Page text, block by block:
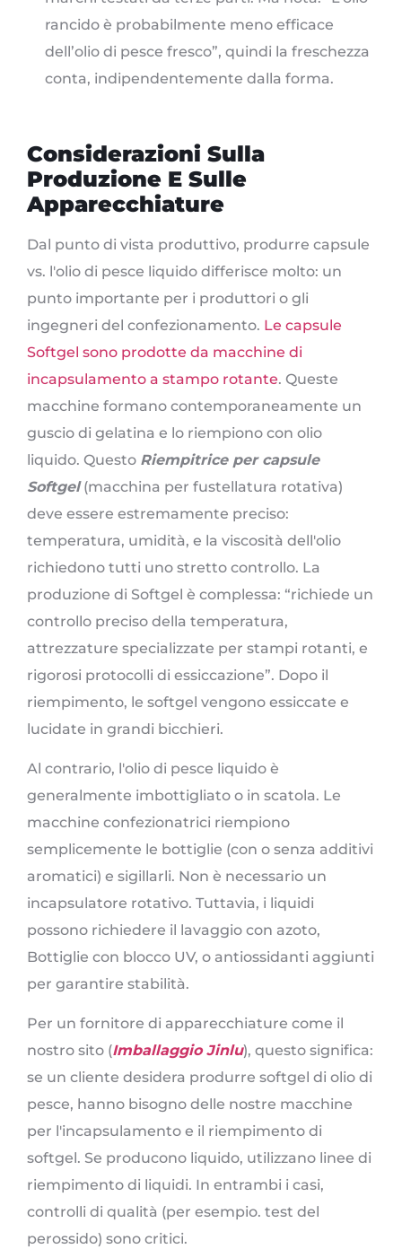
rancido è probabilmente meno efficace
dell’olio di pesce fresco”, quindi la freschezza
conta, indipendentemente dalla forma.
Considerazioni Sulla
Produzione E Sulle
Apparecchiature
Dal punto di vista produttivo, produrre capsule
vs. l'olio di pesce liquido differisce molto: un
punto importante per i produttori o gli
ingegneri del confezionamento. Le capsule
Softgel sono prodotte da macchine di
incapsulamento a stampo rotante. Queste
macchine formano contemporaneamente un
guscio di gelatina e lo riempiono con olio
liquido. Questo Riempitrice per capsule
Softgel(macchina per fustellatura rotativa)
deve essere estremamente preciso:
temperatura, umidità, e la viscosità dell'olio
richiedono tutti uno stretto controllo. La
produzione di Softgel è complessa: “richiede un
controllo preciso della temperatura,
attrezzature specializzate per stampi rotanti, e
rigorosi protocolli di essiccazione”. Dopo il
riempimento, le softgel vengono essiccate e
lucidate in grandi bicchieri.
Al contrario, l'olio di pesce liquido è
generalmente imbottigliato o in scatola. Le
macchine confezionatrici riempiono
semplicemente le bottiglie (con o senza additivi
aromatici) e sigillarli. Non è necessario un
incapsulatore rotativo. Tuttavia, i liquidi
possono richiedere il lavaggio con azoto,
Bottiglie con blocco UV, o antiossidanti aggiunti
per garantire stabilità.
Per un fornitore di apparecchiature come il
nostro sito (Imballaggio Jinlu), questo significa:
se un cliente desidera produrre softgel di olio di
pesce, hanno bisogno delle nostre macchine
per l'incapsulamento e il riempimento di
softgel. Se producono liquido, utilizzano linee di
riempimento di liquidi. In entrambi i casi,
controlli di qualità (per esempio. test del
perossido) sono critici.